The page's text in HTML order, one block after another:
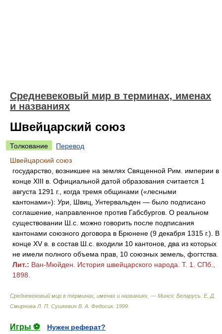
Средневековый мир в терминах, именах
и названиях
Швейцарский союз
Толкование
Перевод
Швейцарский союз
государство, возникшее на землях Священной Рим. империи в
конце XIII в. Официальной датой образования считается 1
августа 1291 г., когда тремя общинами («лесными
кантонами»): Ури, Швиц, Унтервальден — было подписано
соглашение, направленное против Габсбургов. О реальном
существовании Ш.с. можно говорить после подписания
кантонами союзного договора в Брюнене (9 декабря 1315 г.). В
конце XV в. в состав Ш.с. входили 10 кантонов, два из которых
не имели полного объема прав, 10 союзных земель, фогтства.
Лит.: Ван-Мюйден. История швейцарского народа. Т. 1. СПб.,
1898.
Средневековый мир в терминах, именах и названиях. — Минск: Беларусь Е. Д.
Смирнова Л. П. Сушкевич В. А. Федосик. 1999
Игры ⚽
Нужен реферат?